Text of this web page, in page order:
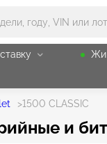
>1500 CLASSIC
и